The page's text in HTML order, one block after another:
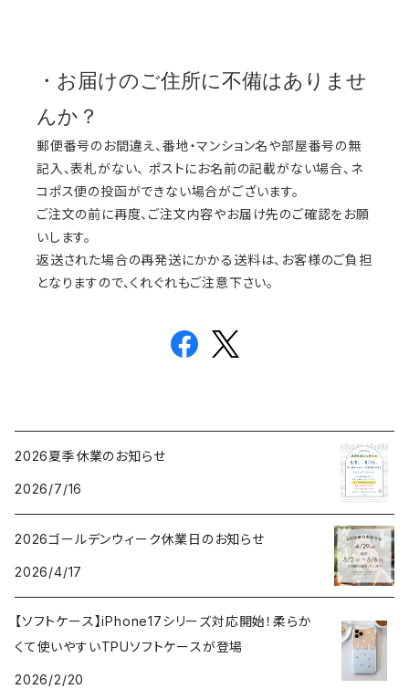
・お届けのご住所に不備はありませ
んか？
郵便番号のお間違え、番地・マンション名や部屋番号の無
記入、表札がない、 ポストにお名前の記載がない場合、ネ
コポス便の投函ができない場合がございます。
ご注文の前に再度、ご注文内容やお届け先のご確認をお願
いします。
返送された場合の再発送にかかる送料は、お客様のご負担
となりますので、くれぐれもご注意下さい。
2026夏季休業のお知らせ
2026/7/16
2026ゴールデンウィーク休業日のお知らせ
2026/4/17
【ソフトケース】iPhone17シリーズ対応開始！柔らか
くて使いやすいTPUソフトケースが登場
2026/2/20